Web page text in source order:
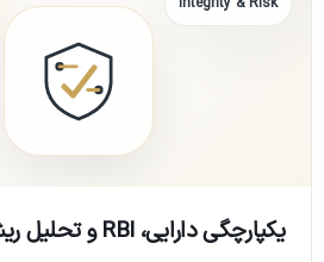
یکپارچگی دارایی، RBI و تحلیل ریشه خرابی